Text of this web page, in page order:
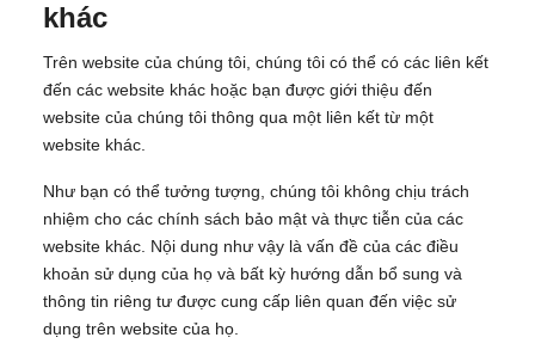
khác
Trên website của chúng tôi, chúng tôi có thể có các liên kết
đến các website khác hoặc bạn được giới thiệu đến
website của chúng tôi thông qua một liên kết từ một
website khác.
Như bạn có thể tưởng tượng, chúng tôi không chịu trách
nhiệm cho các chính sách bảo mật và thực tiễn của các
website khác. Nội dung như vậy là vấn đề của các điều
khoản sử dụng của họ và bất kỳ hướng dẫn bổ sung và
thông tin riêng tư được cung cấp liên quan đến việc sử
dụng trên website của họ.